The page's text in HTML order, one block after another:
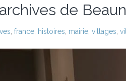
de
, france, histoires, mairie, villages,